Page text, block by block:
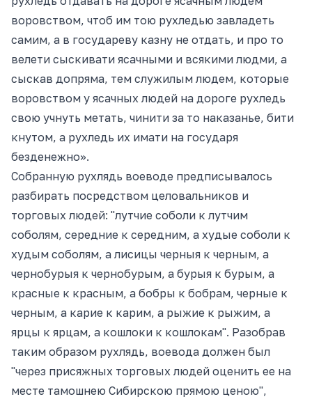
воровством, чтоб им тою рухледью завладеть
самим, а в государеву казну не отдать, и про то
велети сыскивати ясачными и всякими людми, а
сыскав допряма, тем служилым людем, которые
воровством у ясачных людей на дороге рухледь
свою учнуть метать, чинити за то наказанье, бити
кнутом, а рухледь их имати на государя
безденежно».
Собранную рухлядь воеводе предписывалось
разбирать посредством целовальников и
торговых людей: "лутчие соболи к лутчим
соболям, середние к середним, а худые соболи к
худым соболям, а лисицы черныя к черным, а
чернобурыя к чернобурым, а бурыя к бурым, а
красные к красным, а бобры к бобрам, черные к
черным, а карие к карим, а рыжие к рыжим, а
ярцы к ярцам, а кошлоки к кошлокам". Разобрав
таким образом рухлядь, воевода должен был
"через присяжных торговых людей оценить ее на
месте тамошнею Сибирскою прямою ценою",